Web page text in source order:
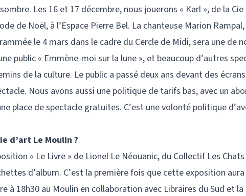
Les 16 et 17 décembre, nous jouerons « Karl », de la
de Noël, à l’Espace Pierre Bel. La chanteuse Marion
le 4 mars dans le cadre du Cercle de Midi, sera une de
public « Emmène-moi sur la lune », et beaucoup d’autres
de la culture. Le public a passé deux ans devant des
Nous avons aussi une politique de tarifs bas, avec un
place de spectacle gratuites. C’est une volonté politique
d’art Le Moulin ?
« Le Livre » de Lionel Le Néouanic, du Collectif Les
d’album. C’est la première fois que cette exposition
à 18h30 au Moulin en collaboration avec Libraires du Sud et